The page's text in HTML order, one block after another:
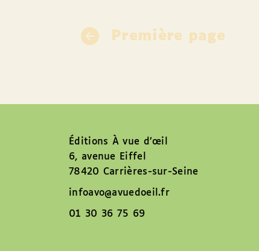
Première page
Éditions À vue d’œil
6, avenue Eiffel
78420 Carrières-sur-Seine
infoavo@avuedoeil.fr
01 30 36 75 69